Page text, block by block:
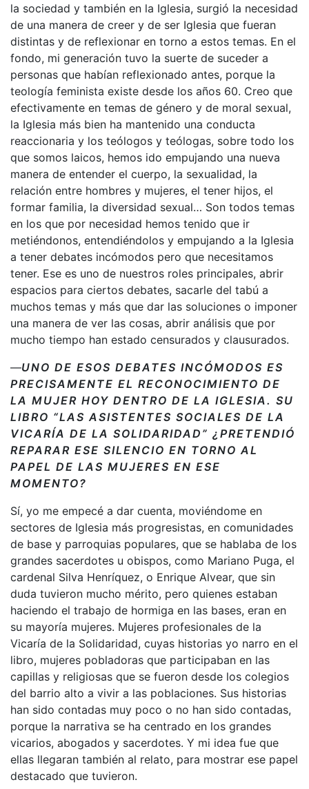
la sociedad y también en la Iglesia, surgió la necesidad
de una manera de creer y de ser Iglesia que fueran
distintas y de reflexionar en torno a estos temas. En el
fondo, mi generación tuvo la suerte de suceder a
personas que habían reflexionado antes, porque la
teología feminista existe desde los años 60. Creo que
efectivamente en temas de género y de moral sexual,
la Iglesia más bien ha mantenido una conducta
reaccionaria y los teólogos y teólogas, sobre todo los
que somos laicos, hemos ido empujando una nueva
manera de entender el cuerpo, la sexualidad, la
relación entre hombres y mujeres, el tener hijos, el
formar familia, la diversidad sexual… Son todos temas
en los que por necesidad hemos tenido que ir
metiéndonos, entendiéndolos y empujando a la Iglesia
a tener debates incómodos pero que necesitamos
tener. Ese es uno de nuestros roles principales, abrir
espacios para ciertos debates, sacarle del tabú a
muchos temas y más que dar las soluciones o imponer
una manera de ver las cosas, abrir análisis que por
mucho tiempo han estado censurados y clausurados.
—UNO DE ESOS DEBATES INCÓMODOS ES
PRECISAMENTE EL RECONOCIMIENTO DE
LA MUJER HOY DENTRO DE LA IGLESIA. SU
LIBRO “LAS ASISTENTES SOCIALES DE LA
VICARÍA DE LA SOLIDARIDAD” ¿PRETENDIÓ
REPARAR ESE SILENCIO EN TORNO AL
PAPEL DE LAS MUJERES EN ESE
MOMENTO?
Sí, yo me empecé a dar cuenta, moviéndome en
sectores de Iglesia más progresistas, en comunidades
de base y parroquias populares, que se hablaba de los
grandes sacerdotes u obispos, como Mariano Puga, el
cardenal Silva Henríquez, o Enrique Alvear, que sin
duda tuvieron mucho mérito, pero quienes estaban
haciendo el trabajo de hormiga en las bases, eran en
su mayoría mujeres. Mujeres profesionales de la
Vicaría de la Solidaridad, cuyas historias yo narro en el
libro, mujeres pobladoras que participaban en las
capillas y religiosas que se fueron desde los colegios
del barrio alto a vivir a las poblaciones. Sus historias
han sido contadas muy poco o no han sido contadas,
porque la narrativa se ha centrado en los grandes
vicarios, abogados y sacerdotes. Y mi idea fue que
ellas llegaran también al relato, para mostrar ese papel
destacado que tuvieron.